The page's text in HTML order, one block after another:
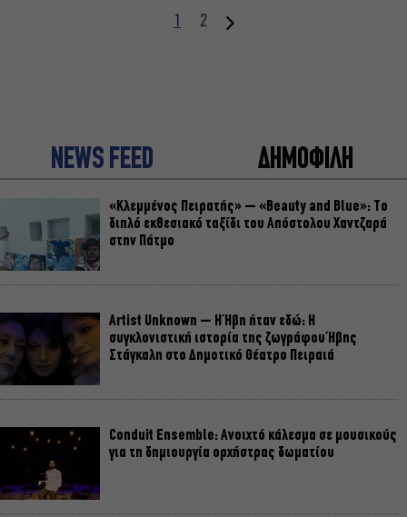
1 2
NEWS FEED ΔΗΜΟΦΙΛΗ
«Κλεμμένος Πειρατής» – «Beauty and Blue»: Το
διπλό εκθεσιακό ταξίδι του Απόστολου Χαντζαρά
στην Πάτμο
Artist Unknown – Η Ήβη ήταν εδώ: Η
συγκλονιστική ιστορία της ζωγράφου Ήβης
Στάγκαλη στο Δημοτικό Θέατρο Πειραιά
Conduit Ensemble: Ανοιχτό κάλεσμα σε μουσικούς
για τη δημιουργία ορχήστρας δωματίου